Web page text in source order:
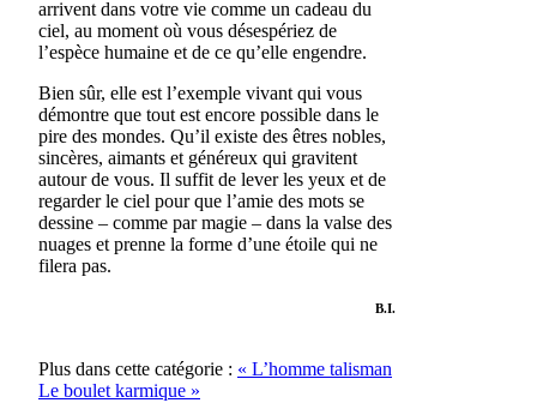
arrivent dans votre vie comme un cadeau du
ciel, au moment où vous désespériez de
l’espèce humaine et de ce qu’elle engendre.
Bien sûr, elle est l’exemple vivant qui vous
démontre que tout est encore possible dans le
pire des mondes. Qu’il existe des êtres nobles,
sincères, aimants et généreux qui gravitent
autour de vous. Il suffit de lever les yeux et de
regarder le ciel pour que l’amie des mots se
dessine – comme par magie – dans la valse des
nuages et prenne la forme d’une étoile qui ne
filera pas.
B.I.
Plus dans cette catégorie : « L’homme talisman
Le boulet karmique »